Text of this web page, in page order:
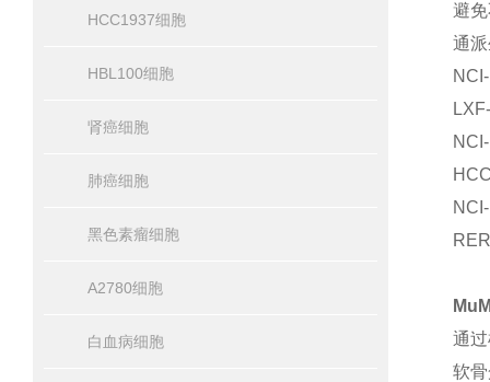
HCC1937细胞
HBL100细胞
肾癌细胞
肺癌细胞
黑色素瘤细胞
A2780细胞
白血病细胞
避
通
通
软